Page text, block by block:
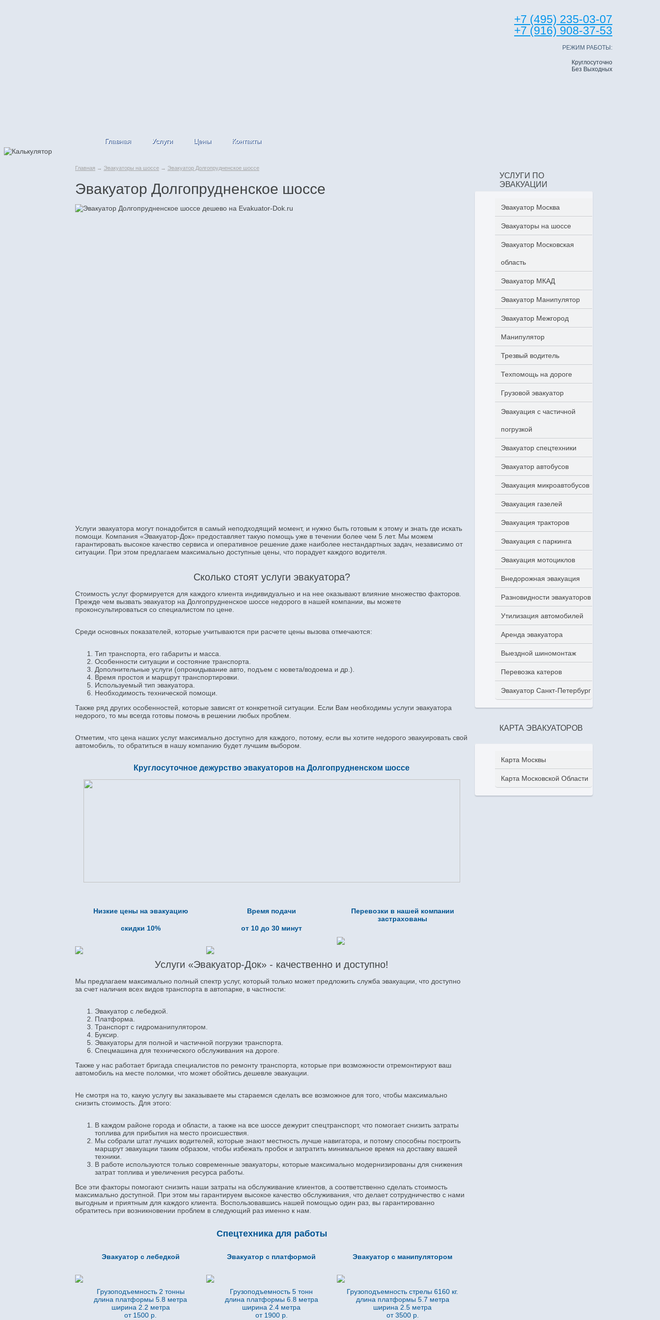
+7 (495) 235-03-07
+7 (916) 908-37-53
РЕЖИМ РАБОТЫ:
Круглосуточно
Без Выходных
Главная Услуги Цены Контакты
Главная → Эвакуаторы на шоссе → Эвакуатор Долгопрудненское шоссе
Эвакуатор Долгопрудненское шоссе
Услуги эвакуатора могут понадобится в самый неподходящий момент, и нужно быть готовым к этому и знать где искать
помощи. Компания «Эвакуатор-Док» предоставляет такую помощь уже в течении более чем 5 лет. Мы можем
гарантировать высокое качество сервиса и оперативное решение даже наиболее нестандартных задач, независимо от
ситуации. При этом предлагаем максимально доступные цены, что порадует каждого водителя.
Сколько стоят услуги эвакуатора?
Стоимость услуг формируется для каждого клиента индивидуально и на нее оказывают влияние множество факторов.
Прежде чем вызвать эвакуатор на Долгопрудненское шоссе недорого в нашей компании, вы можете
проконсультироваться со специалистом по цене.
Среди основных показателей, которые учитываются при расчете цены вызова отмечаются:
Тип транспорта, его габариты и масса.
Особенности ситуации и состояние транспорта.
Дополнительные услуги (опрокидывание авто, подъем с кювета/водоема и др.).
Время простоя и маршрут транспортировки.
Используемый тип эвакуатора.
Необходимость технической помощи.
Также ряд других особенностей, которые зависят от конкретной ситуации. Если Вам необходимы услуги эвакуатора
недорого, то мы всегда готовы помочь в решении любых проблем.
Отметим, что цена наших услуг максимально доступно для каждого, потому, если вы хотите недорого эвакуировать свой
автомобиль, то обратиться в нашу компанию будет лучшим выбором.
Круглосуточное дежурство эвакуаторов на Долгопрудненском шоссе
Низкие цены на эвакуацию
скидки 10%
Время подачи
от 10 до 30 минут
Перевозки в нашей компании
застрахованы
Услуги «Эвакуатор-Док» - качественно и доступно!
Мы предлагаем максимально полный спектр услуг, который только может предложить служба эвакуации, что доступно
за счет наличия всех видов транспорта в автопарке, в частности:
Эвакуатор с лебедкой.
Платформа.
Транспорт с гидроманипулятором.
Буксир.
Эвакуаторы для полной и частичной погрузки транспорта.
Спецмашина для технического обслуживания на дороге.
Также у нас работает бригада специалистов по ремонту транспорта, которые при возможности отремонтируют ваш
автомобиль на месте поломки, что может обойтись дешевле эвакуации.
Не смотря на то, какую услугу вы заказываете мы стараемся сделать все возможное для того, чтобы максимально
снизить стоимость. Для этого:
В каждом районе города и области, а также на все шоссе дежурит спецтранспорт, что помогает снизить затраты
топлива для прибытия на место происшествия.
Мы собрали штат лучших водителей, которые знают местность лучше навигатора, и потому способны построить
маршрут эвакуации таким образом, чтобы избежать пробок и затратить минимальное время на доставку вашей
техники.
В работе используются только современные эвакуаторы, которые максимально модернизированы для снижения
затрат топлива и увеличения ресурса работы.
Все эти факторы помогают снизить наши затраты на обслуживание клиентов, а соответственно сделать стоимость
максимально доступной. При этом мы гарантируем высокое качество обслуживания, что делает сотрудничество с нами
выгодным и приятным для каждого клиента. Воспользовавшись нашей помощью один раз, вы гарантированно
обратитесь при возникновении проблем в следующий раз именно к нам.
Спецтехника для работы
Эвакуатор с лебедкой
Грузоподъемность 2 тонны
длина платформы 5.8 метра
ширина 2.2 метра
от 1500 р.
Эвакуатор с платформой
Грузоподъемность 5 тонн
длина платформы 6.8 метра
ширина 2.4 метра
от 1900 р.
Эвакуатор с манипулятором
Грузоподъемность стрелы 6160 кг.
длина платформы 5.7 метра
ширина 2.5 метра
от 3500 р.
УСЛУГИ ПО
ЭВАКУАЦИИ
Эвакуатор Москва
Эвакуаторы на шоссе
Эвакуатор Московская
область
Эвакуатор МКАД
Эвакуатор Манипулятор
Эвакуатор Межгород
Манипулятор
Трезвый водитель
Техпомощь на дороге
Грузовой эвакуатор
Эвакуация с частичной
погрузкой
Эвакуатор спецтехники
Эвакуатор автобусов
Эвакуация микроавтобусов
Эвакуация газелей
Эвакуация тракторов
Эвакуация с паркинга
Эвакуация мотоциклов
Внедорожная эвакуация
Разновидности эвакуаторов
Утилизация автомобилей
Аренда эвакуатора
Выездной шиномонтаж
Перевозка катеров
Эвакуатор Санкт-Петербург
КАРТА ЭВАКУАТОРОВ
Карта Москвы
Карта Московской Области